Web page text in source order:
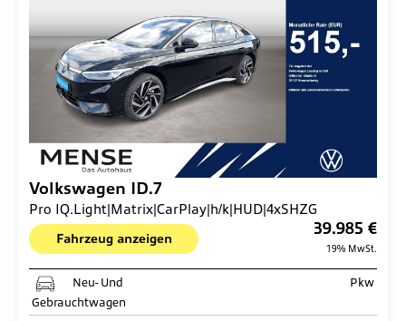
Volkswagen ID.7
Pro IQ.Light|Matrix|CarPlay|h/k|HUD|4xSHZG
Fahrzeug anzeigen
39.985 €
19% MwSt.
Neu- Und
Gebrauchtwagen
Pkw